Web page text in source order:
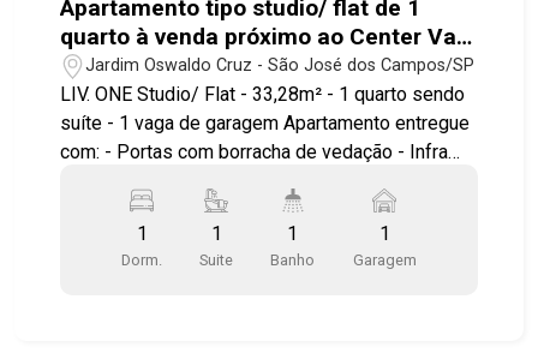
Apartamento tipo studio/ flat de 1
quarto à venda próximo ao Center Vale
em São José dos Campos | Liv.One
Jardim Oswaldo Cruz - São José dos Campos/SP
LIV. ONE Studio/ Flat - 33,28m² - 1 quarto sendo
suíte - 1 vaga de garagem Apartamento entregue
com: - Portas com borracha de vedação - Infra
- Área de serviço integrada a varanda - Ponto
elétrico para churrasqueira grill - Janela com
persiana integrada automatizada - Aquecimento a
1
Dorm.
1
Suite
1
Banho
1
Garagem